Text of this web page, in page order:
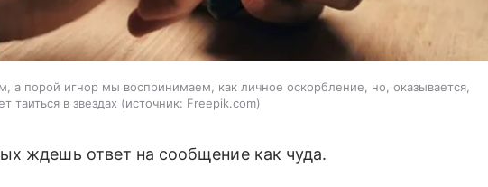
а порой игнор мы воспринимаем, как личное оскорбление, но, оказывается,
таиться в звездах
источник: Freepik.com
ждешь ответ на сообщение как чуда.